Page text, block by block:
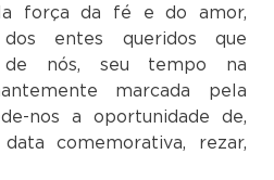
força da fé e do amor,
entes queridos que
de nós, seu tempo na
marcada pela
nos a oportunidade de,
comemorativa, rezar,